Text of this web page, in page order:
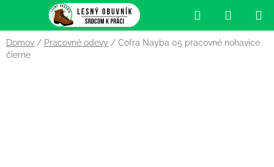
obsah
Hľadať
KOŠÍK
Domov / Pracovné odevy / Cofra Nayba 05 pracovné nohavice
čierne